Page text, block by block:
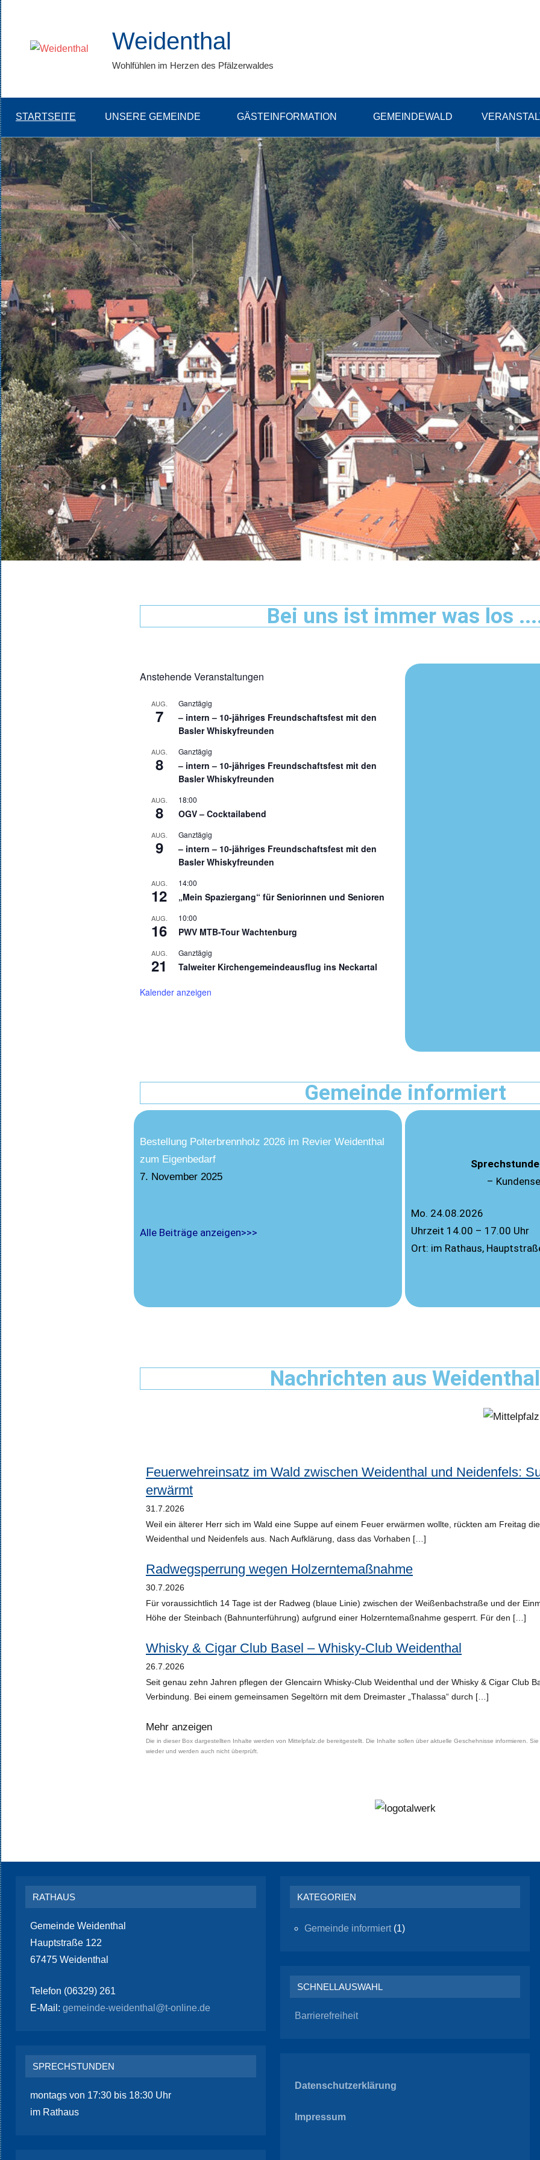
Weidenthal
Wohlfühlen im Herzen des Pfälzerwaldes
STARTSEITE UNSERE GEMEINDE GÄSTEINFORMATION GEMEINDEWALD
Bei uns ist immer was los
Anstehende Veranstaltungen
AUG.
7
Ganztägig
– intern – 10-jähriges Freundschaftsfest mit den
Basler Whiskyfreunden
AUG.
8
Ganztägig
– intern – 10-jähriges Freundschaftsfest mit den
Basler Whiskyfreunden
AUG.
8
18:00
OGV – Cocktailabend
AUG.
9
Ganztägig
– intern – 10-jähriges Freundschaftsfest mit den
Basler Whiskyfreunden
AUG.
12
14:00
„Mein Spaziergang“ für Seniorinnen und Senioren
AUG.
16
10:00
PWV MTB-Tour Wachtenburg
AUG.
21
Ganztägig
Talweiter Kirchengemeindeausflug ins Neckartal
Kalender anzeigen
Gemeinde informiert
Bestellung Polterbrennholz 2026 im Revier Weidenthal
zum Eigenbedarf
7. November 2025
Alle Beiträge anzeigen>>>
–
Mo. 24.08.2026
Uhrzeit 14.00 – 17.00 Uhr
Ort: im Rathaus,
Nachrichten aus Weidenthal
Feuerwehreinsatz im Wald zwischen Weidenthal und Neidenfels:
erwärmt
31.7.2026
Weil ein älterer Herr sich im Wald eine Suppe auf einem Feuer erwärmen wollte, rückten am Freitag
Weidenthal und Neidenfels aus. Nach Aufklärung, dass das Vorhaben […]
Radwegsperrung wegen Holzerntemaßnahme
30.7.2026
Für voraussichtlich 14 Tage ist der Radweg (blaue Linie) zwischen der Weißenbachstraße und der
Höhe der Steinbach (Bahnunterführung) aufgrund einer Holzerntemaßnahme gesperrt. Für den […]
Whisky & Cigar Club Basel – Whisky-Club Weidenthal
26.7.2026
Seit genau zehn Jahren pflegen der Glencairn Whisky-Club Weidenthal und der Whisky & Cigar Club
Verbindung. Bei einem gemeinsamen Segeltörn mit dem Dreimaster „Thalassa“ durch […]
Mehr anzeigen
Die in dieser Box dargestellten Inhalte werden von Mittelpfalz.de bereitgestellt. Die Inhalte sollen über aktuelle Geschehnisse informieren.
wieder und werden auch nicht überprüft.
RATHAUS
Gemeinde Weidenthal
Hauptstraße 122
67475 Weidenthal
Telefon (06329) 261
E-Mail: gemeinde-weidenthal@t-online.de
SPRECHSTUNDEN
montags von 17:30 bis 18:30 Uhr
im Rathaus
KATEGORIEN
Gemeinde informiert(1)
SCHNELLAUSWAHL
Barrierefreiheit
Datenschutzerklärung
Impressum